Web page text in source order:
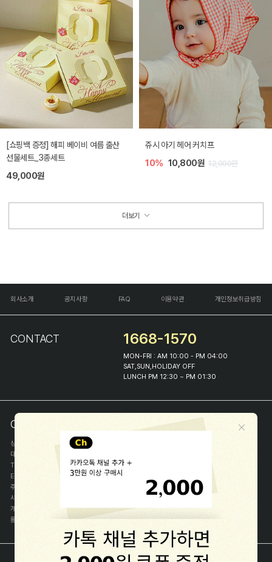
[쇼핑백 증정] 해피 베이비 여름 출산
선물세트_3종세트
49,000원
쥬시 아기 헤어 커치프
10% 10,800원 12,000원
더보기
회사소개 공지사항 FAQ 이용약관 개인정보취급방침
CONTACT 1668-1570
MON-FRI : AM 10:00 - PM 04:00
SAT,SUN,HOLIDAY OFF
LUNCH PM 12:30 ~ PM 01:30
COMPANY INFO
상호
(주)해피프린스
대표
TEL
1668-1570
E-MAIL
help@happyprince.co.kr
주소
사업자등록번호
개인정보관리자
이화진
통신판매신고번호
제 2018-서울종로-1384 호[사업자정보확인]